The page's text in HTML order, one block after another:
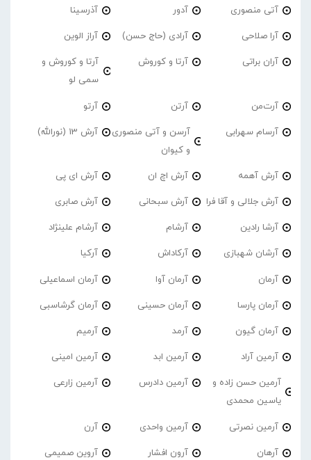
آتی منصوری آدور آذرسینا
آرا صلاحی آرادی (حاج حسن) آراز الوین
آران براتی آرتا و کوروش
آرتا و کوروش و
سمی لو
آرت‌من آرتن آرتو
آرسام سهرابی
آرسن و آتی منصوری
و کیوان
آرش 13 (نورالله)
آرش آهمه آرش اچ ان آرش ای پی
آرش جلالی و آقا فرا آرش سبحانی آرش صابری
آرشا رادین آرشام آرشام علینژاد
آرشان شهبازی آرکاداش آرکیا
آرمان آرمان آوا آرمان اسماعیلی
آرمان پارسا آرمان حسینی آرمان گرشاسبی
آرمان گیون آرمد آرمیم
آرمین آراد آرمین ابد آرمین امینی
آرمین حسن زاده و
یاسین محمدی
آرمین دادرس آرمین زارعی
آرمین نصرتی آرمین واحدی آرن
آرهان آرون افشار آروین صمیمی